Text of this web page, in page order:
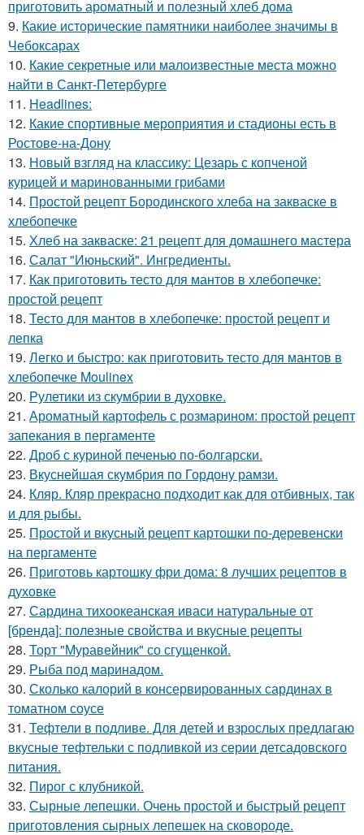
приготовить ароматный и полезный хлеб дома
9. Какие исторические памятники наиболее значимы в
Чебоксарах
10. Какие секретные или малоизвестные места можно
найти в Санкт-Петербурге
11. Headlines:
12. Какие спортивные мероприятия и стадионы есть в
Ростове-на-Дону
13. Новый взгляд на классику: Цезарь с копченой
курицей и маринованными грибами
14. Простой рецепт Бородинского хлеба на закваске в
хлебопечке
15. Хлеб на закваске: 21 рецепт для домашнего мастера
16. Салат "Июньский". Ингредиенты.
17. Как приготовить тесто для мантов в хлебопечке:
простой рецепт
18. Тесто для мантов в хлебопечке: простой рецепт и
лепка
19. Легко и быстро: как приготовить тесто для мантов в
хлебопечке Moulinex
20. Рулетики из скумбрии в духовке.
21. Ароматный картофель с розмарином: простой рецепт
запекания в пергаменте
22. Дроб с куриной печенью по-болгарски.
23. Вкуснейшая скумбрия по Гордону рамзи.
24. Кляр. Кляр прекрасно подходит как для отбивных, так
и для рыбы.
25. Простой и вкусный рецепт картошки по-деревенски
на пергаменте
26. Приготовь картошку фри дома: 8 лучших рецептов в
духовке
27. Сардина тихоокеанская иваси натуральные от
[бренда]: полезные свойства и вкусные рецепты
28. Торт "Муравейник" со сгущенкой.
29. Рыба под маринадом.
30. Сколько калорий в консервированных сардинах в
томатном соусе
31. Тефтели в подливе. Для детей и взрослых предлагаю
вкусные тефтельки с подливкой из серии детсадовского
питания.
32. Пирог с клубникой.
33. Сырные лепешки. Очень простой и быстрый рецепт
приготовления сырных лепешек на сковороде.